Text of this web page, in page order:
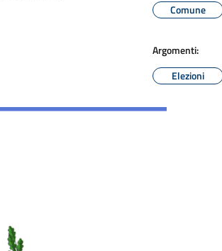
Comune
Argomenti:
Elezioni